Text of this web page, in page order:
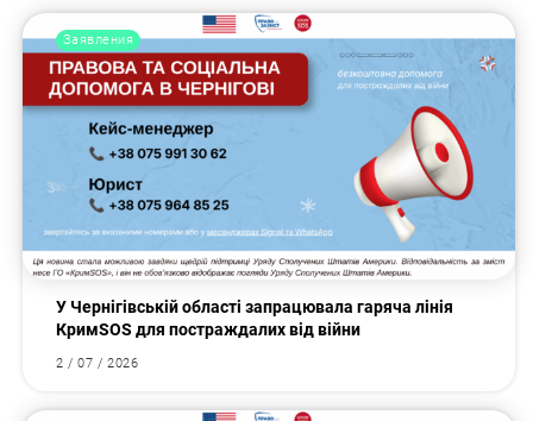
Заявления
У Чернігівській області запрацювала гаряча лінія
КримSOS для постраждалих від війни
2 / 07 / 2026